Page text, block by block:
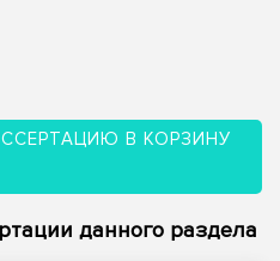
В КОРЗИНУ
данного раздела